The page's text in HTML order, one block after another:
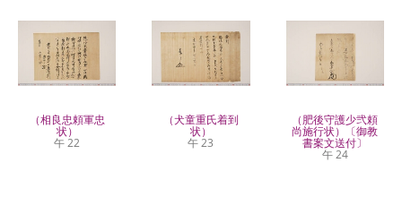
（相良忠頼軍忠
状）
午 22
（犬童重氏着到
状）
午 23
（肥後守護少弐頼
尚施行状）〔御教
書案文送付〕
午 24